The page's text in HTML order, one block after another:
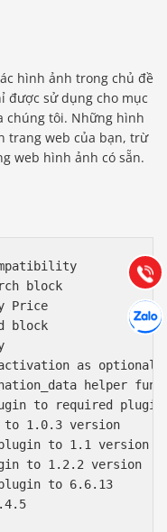
hình ảnh trong chủ đề
được sử dụng cho mục
chúng tôi. Những hình
trang web của bạn, trừ
web hình ảnh có sẵn.
block
Price
block
as optional
helper
to required
to 1.0.3 version
plugin to 1.1 version
to 1.2.2 version
to 6.6.13
Gọi
Báo giá & Đặt hàng:
(028) 22.166.144
Chát
Tư vấn
Hợp tác